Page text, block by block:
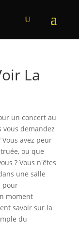
La
un concert au
vous demandez
avez peur
ou que
? Vous n'êtes
une salle
pour
moment
savoir sur la
du